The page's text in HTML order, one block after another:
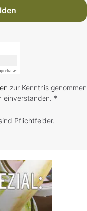
⇗
zur Kenntnis genommen
einverstanden. *
Pflichtfelder.